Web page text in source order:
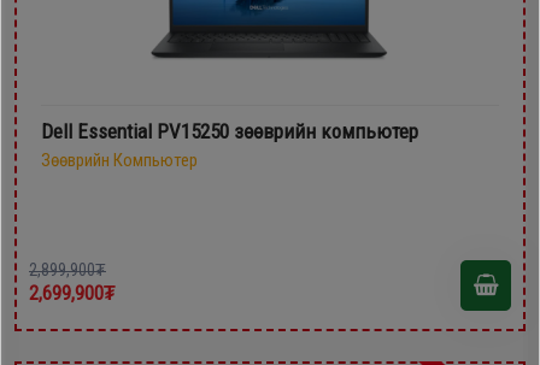
Dell Essential PV15250 зөөврийн компьютер
Зөөврийн Компьютер
2,899,900₮
2,699,900₮